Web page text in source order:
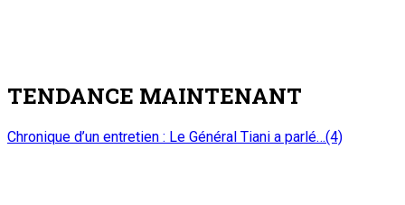
TENDANCE MAINTENANT
Chronique d’un entretien : Le Général Tiani a parlé…(4)